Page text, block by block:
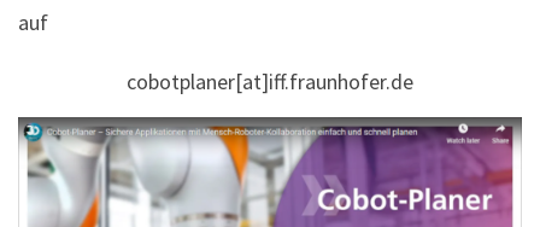
auf
cobotplaner[at]iff.fraunhofer.de